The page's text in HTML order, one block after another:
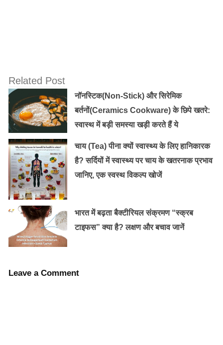
प्रतिरोधक क्षमता और घाव भरने की क्षमता भी बढ़ जाती है।
Related Post
नॉनस्टिक(Non-Stick) और सिरेमिक
बर्तनों(Ceramics Cookware) के छिपे खतरे:
स्वास्थ में बड़ी समस्या खड़ी करते हैं ये
चाय (Tea) पीना क्यों स्वास्थ्य के लिए हानिकारक
है? सर्दियों में स्वास्थ्य पर चाय के खतरनाक प्रभाव
जानिए, एक स्वस्थ विकल्प खोजें
भारत में बढ़ता बैक्टीरियल संक्रमण “स्क्रब
टाइफस” क्या है? लक्षण और बचाव जानें
Leave a Comment